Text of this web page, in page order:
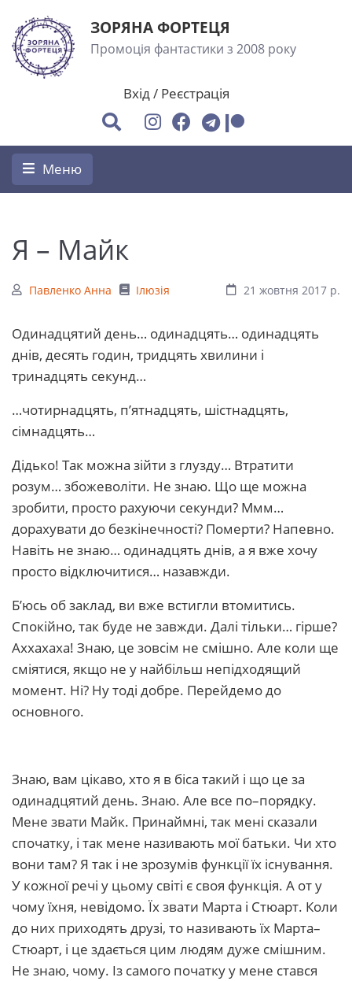
ЗОРЯНА ФОРТЕЦЯ
Промоція фантастики з 2008 року
Вхід/ Реєстрація
Меню
Я – Майк
Павленко Анна Ілюзія 21 жовтня 2017 р.
Одинадцятий день… одинадцять… одинадцять
днів, десять годин, тридцять хвилини і
тринадцять секунд…
…чотирнадцять, п’ятнадцять, шістнадцять,
сімнадцять…
Дідько! Так можна зійти з глузду… Втратити
розум… збожеволіти. Не знаю. Що ще можна
зробити, просто рахуючи секунди? Ммм…
дорахувати до безкінечності? Померти? Напевно.
Навіть не знаю… одинадцять днів, а я вже хочу
просто відключитися… назавжди.
Б’юсь об заклад, ви вже встигли втомитись.
Спокійно, так буде не завжди. Далі тільки… гірше?
Аххахаха! Знаю, це зовсім не смішно. Але коли ще
сміятися, якщо не у найбільш непідходящий
момент. Ні? Ну тоді добре. Перейдемо до
основного.
Знаю, вам цікаво, хто я в біса такий і що це за
одинадцятий день. Знаю. Але все по–порядку.
Мене звати Майк. Принаймні, так мені сказали
спочатку, і так мене називають мої батьки. Чи хто
вони там? Я так і не зрозумів функції їх існування.
У кожної речі у цьому світі є своя функція. А от у
чому їхня, невідомо. Їх звати Марта і Стюарт. Коли
до них приходять друзі, то називають їх Марта–
Стюарт, і це здається цим людям дуже смішним.
Не знаю, чому. Із самого початку у мене стався